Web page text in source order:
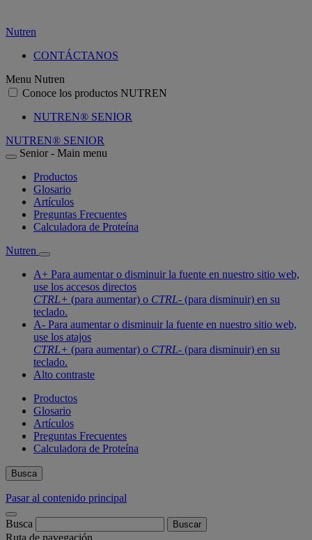
Nutren
CONTÁCTANOS
Menu Nutren
Conoce los productos NUTREN
NUTREN® SENIOR
NUTREN® SENIOR
Senior - Main menu
Productos
Glosario
Artículos
Preguntas Frecuentes
Calculadora de Proteína
Nutren
A+ Para aumentar o disminuir la fuente en nuestro sitio web,
use los accesos directos
CTRL+ (para aumentar) o CTRL- (para disminuir) en su
teclado.
A- Para aumentar o disminuir la fuente en nuestro sitio web,
use los atajos
CTRL+ (para aumentar) o CTRL- (para disminuir) en su
teclado.
Alto contraste
Productos
Glosario
Artículos
Preguntas Frecuentes
Calculadora de Proteína
Busca
Pasar al contenido principal
Busca
Ruta de navegación